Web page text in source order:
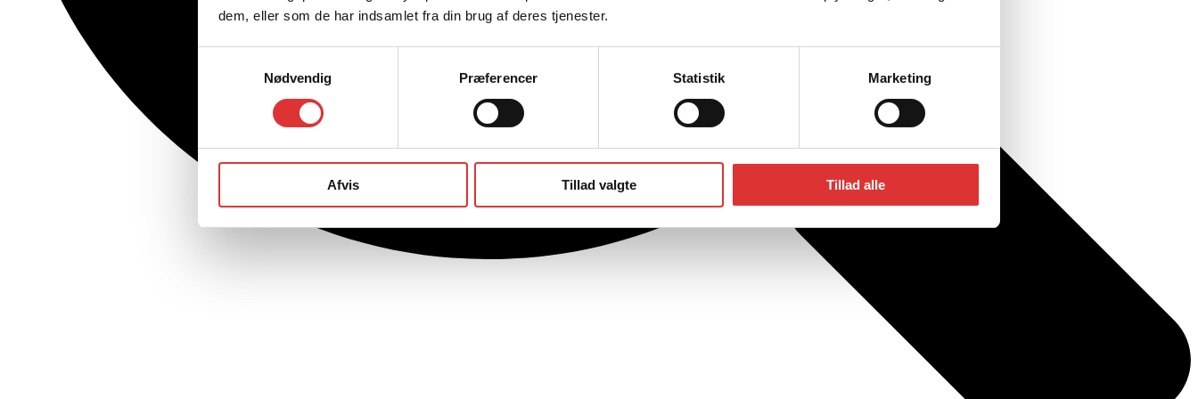
dem, eller som de har indsamlet fra din brug af deres tjenester.
Nødvendig
Præferencer Statistik Marketing
Afvis Tillad valgte Tillad alle